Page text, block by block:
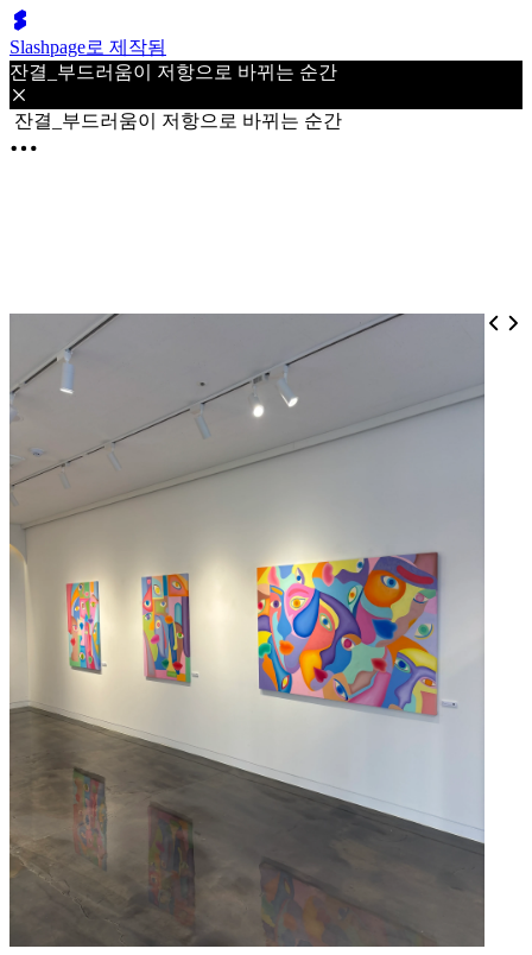
Slashpage로 제작됨
잔결_부드러움이 저항으로 바뀌는 순간
잔결_부드러움이 저항으로 바뀌는 순간